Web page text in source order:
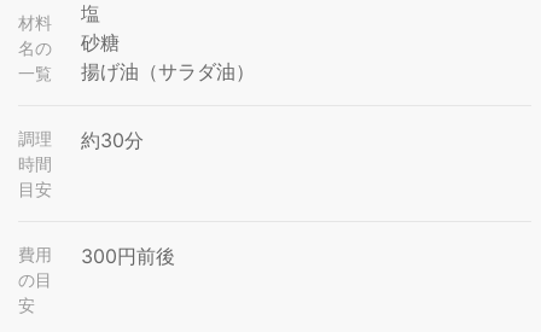
材料
名の
一覧
塩
砂糖
揚げ油（サラダ油）
調理
時間
目安
約30分
費用
の目
安
300円前後